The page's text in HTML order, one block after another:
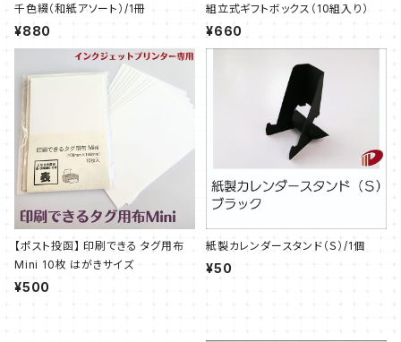
千色綴（和紙アソート）/1冊
¥880
組立式ギフトボックス（10組入り）
¥660
【ポスト投函】 印刷できる タグ用布
Mini 10枚 はがきサイズ
¥500
紙製カレンダースタンド（Ｓ）/1個
¥50